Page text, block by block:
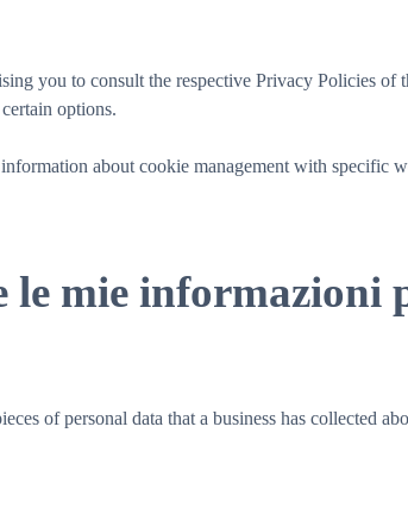
you to consult the respective Privacy Policies of
options.
about cookie management with specific
mie informazioni
of personal data that a business has collected